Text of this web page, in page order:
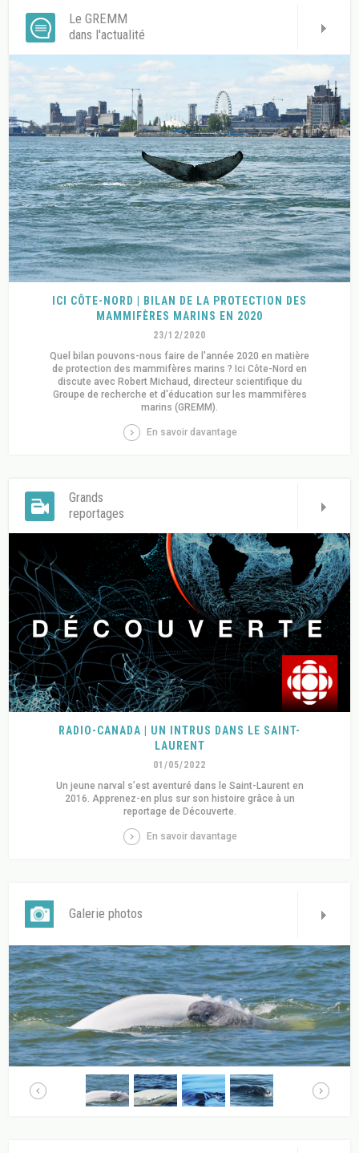
Le GREMM
dans l'actualité
ICI CÔTE-NORD | BILAN DE LA PROTECTION DES
MAMMIFÈRES MARINS EN 2020
23/12/2020
Quel bilan pouvons-nous faire de l'année 2020 en matière
de protection des mammifères marins ? Ici Côte-Nord en
discute avec Robert Michaud, directeur scientifique du
Groupe de recherche et d'éducation sur les mammifères
marins (GREMM).
En savoir davantage
Grands
reportages
RADIO-CANADA | UN INTRUS DANS LE SAINT-
LAURENT
01/05/2022
Un jeune narval s’est aventuré dans le Saint-Laurent en
2016. Apprenez-en plus sur son histoire grâce à un
reportage de Découverte.
En savoir davantage
Galerie photos